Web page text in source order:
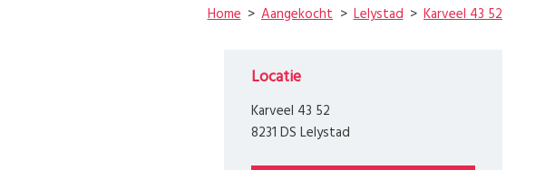
Home Aangekocht Lelystad Karveel 43 52
Locatie
Karveel 43 52
8231 DS Lelystad